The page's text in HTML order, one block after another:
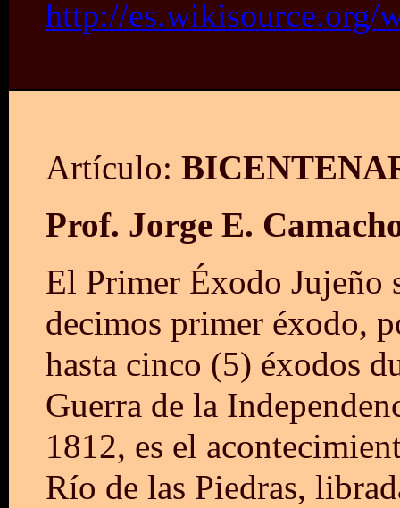
http://es.wikisource.org/
Artículo:
Prof. Jorge E.
El Primer Éxodo Jujeño
decimos primer éxodo,
hasta cinco (5) éxodos
Guerra de la
1812, es el
Río de las Piedras,